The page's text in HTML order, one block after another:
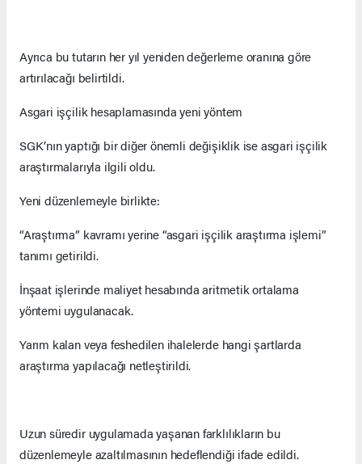
Ayrıca bu tutarın her yıl yeniden değerleme oranına göre
artırılacağı belirtildi.
Asgari işçilik hesaplamasında yeni yöntem
SGK’nın yaptığı bir diğer önemli değişiklik ise asgari işçilik
araştırmalarıyla ilgili oldu.
Yeni düzenlemeyle birlikte:
“Araştırma” kavramı yerine “asgari işçilik araştırma işlemi”
tanımı getirildi.
İnşaat işlerinde maliyet hesabında aritmetik ortalama
yöntemi uygulanacak.
Yarım kalan veya feshedilen ihalelerde hangi şartlarda
araştırma yapılacağı netleştirildi.
Uzun süredir uygulamada yaşanan farklılıkların bu
düzenlemeyle azaltılmasının hedeflendiği ifade edildi.